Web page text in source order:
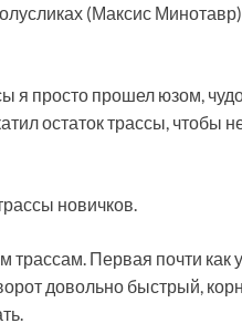
(Максис
я просто прошел юзом,
остаток трассы, чтобы
новичков.
Первая почти как
довольно быстрый,